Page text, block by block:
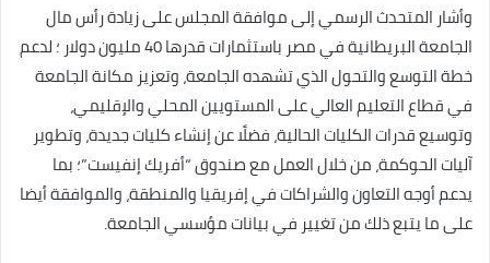
وأشار المتحدث الرسمي إلى موافقة المجلس على زيادة رأس مال
الجامعة البريطانية في مصر باستثمارات قدرها 40 مليون دولار ؛ لدعم
خطة التوسع والتحول الذي تشهده الجامعة، وتعزيز مكانة الجامعة
في قطاع التعليم العالي على المستويين المحلي والإقليمي،
وتوسيع قدرات الكليات الحالية، فضلًا عن إنشاء كليات جديدة، وتطوير
آليات الحوكمة، من خلال العمل مع صندوق “أفريك إنفيست”؛ بما
يدعم أوجه التعاون والشراكات في إفريقيا والمنطقة، والموافقة أيضا
على ما يتبع ذلك من تغيير في بيانات مؤسسي الجامعة.